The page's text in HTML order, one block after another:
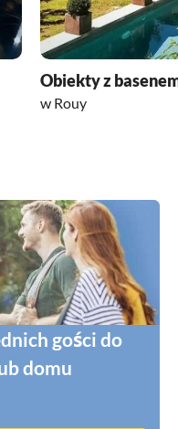
Obiekty z
w Rouy
gości do
domu